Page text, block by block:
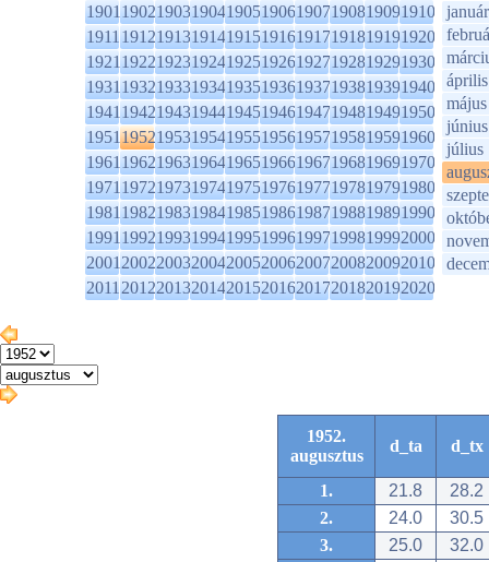
1901190219031904190519061907190819091910
1911191219131914191519161917191819191920
1921192219231924192519261927192819291930
1931193219331934193519361937193819391940
1941194219431944194519461947194819491950
1951195219531954195519561957195819591960
1961196219631964196519661967196819691970
1971197219731974197519761977197819791980
1981198219831984198519861987198819891990
1991199219931994199519961997199819992000
2001200220032004200520062007200820092010
2011201220132014201520162017201820192020
január
április
május
június
július
1952.
augusztus
d_ta d_tx
1. 21.8
28.2
2.
24.0
30.5
3.
25.0
32.0